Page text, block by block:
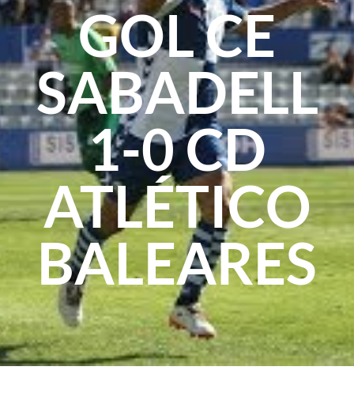
GOL CE
SABADELL
1-0 CD
ATLÉTICO
BALEARES